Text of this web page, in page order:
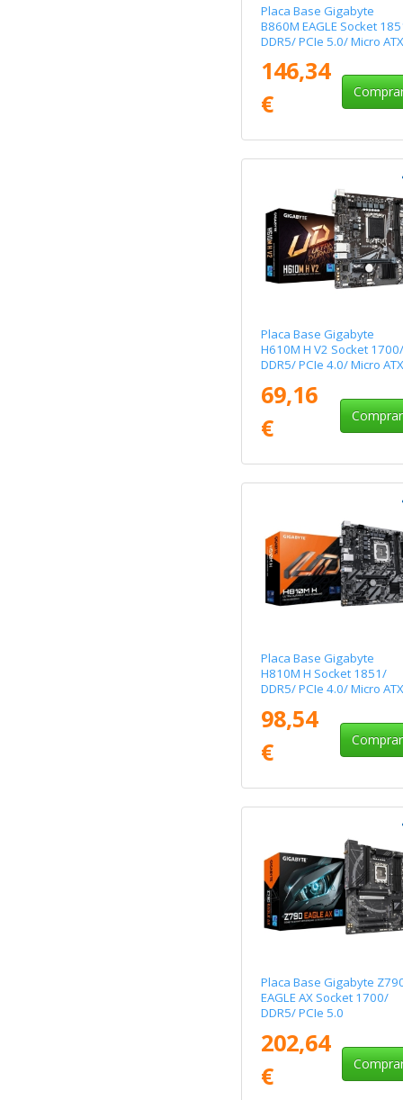
Placa Base Gigabyte
B860M EAGLE Socket
DDR5/ PCIe 5.0/ Micro ATX
146,34
€
Placa Base Gigabyte
H610M H V2 Socket 1700/
DDR5/ PCIe 4.0/ Micro ATX
69,16
€
Comprar
Placa Base Gigabyte
H810M H Socket 1851/
DDR5/ PCIe 4.0/ Micro ATX
98,54
€
Comprar
Placa Base Gigabyte
EAGLE AX Socket 1700/
DDR5/ PCIe 5.0
202,64
€